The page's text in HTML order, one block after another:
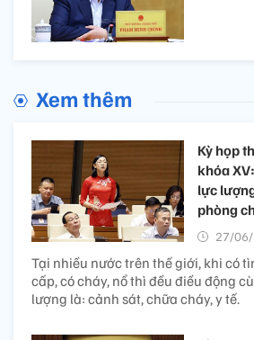
Xem thêm
Kỳ họp
khóa
lực
phòng
27/06/
Tại nhiều nước trên thế giới, khi có
cấp, có cháy, nổ thì đều điều động
lượng là: cảnh sát, chữa cháy, y tế.